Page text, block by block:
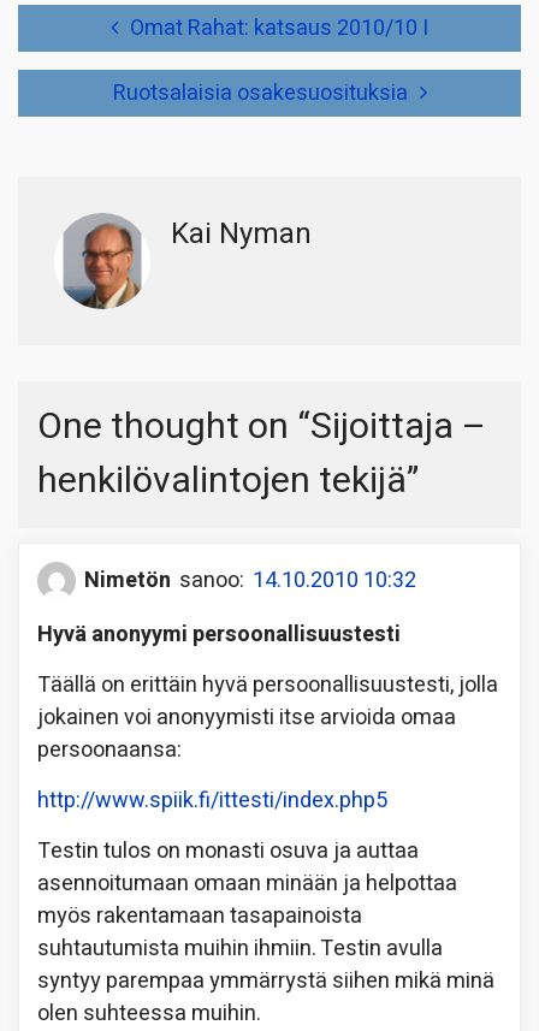
Omat Rahat: katsaus 2010/10 I
Ruotsalaisia osakesuosituksia
Kai Nyman
One thought on “Sijoittaja –
henkilövalintojen tekijä”
Nimetön sanoo: 14.10.2010 10:32
Hyvä anonyymi persoonallisuustesti
Täällä on erittäin hyvä persoonallisuustesti, jolla
jokainen voi anonyymisti itse arvioida omaa
persoonaansa:
http://www.spiik.fi/ittesti/index.php5
Testin tulos on monasti osuva ja auttaa
asennoitumaan omaan minään ja helpottaa
myös rakentamaan tasapainoista
suhtautumista muihin ihmiin. Testin avulla
syntyy parempaa ymmärrystä siihen mikä minä
olen suhteessa muihin.